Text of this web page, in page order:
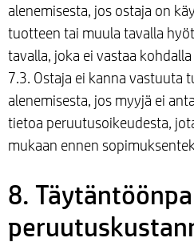
alenemisesta, jos ostaja on
tuotteen tai muula tavalla
tavalla, joka ei vastaa
7.3. Ostaja ei kanna vastuuta
alenemisesta, jos myyjä ei
tietoa peruutusoikeudesta,
mukaan ennen
8.